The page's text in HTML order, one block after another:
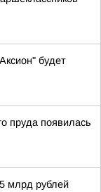
будет
пруда появилась
млрд рублей